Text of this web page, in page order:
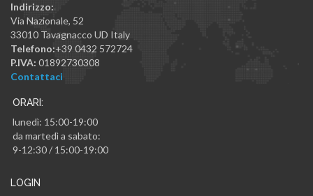
Indirizzo:
Via Nazionale, 52
33010 Tavagnacco UD Italy
Telefono:+39 0432 572724
P.IVA: 01892730308
Contattaci
ORARI:
lunedì: 15:00-19:00
da martedì a sabato:
9-12:30 / 15:00-19:00
LOGIN